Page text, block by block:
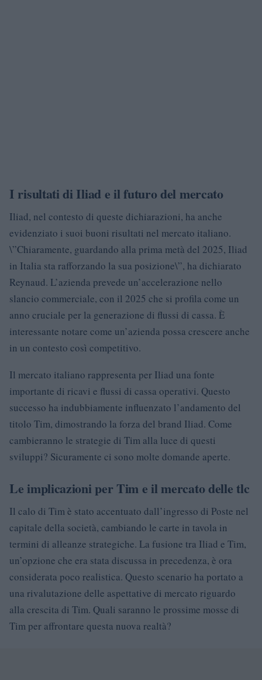
I risultati di Iliad e il futuro del mercato
Iliad, nel contesto di queste dichiarazioni, ha anche
evidenziato i suoi buoni risultati nel mercato italiano.
\”Chiaramente, guardando alla prima metà del 2025, Iliad
in Italia sta rafforzando la sua posizione\”, ha dichiarato
Reynaud. L’azienda prevede un’accelerazione nello
slancio commerciale, con il 2025 che si profila come un
anno cruciale per la generazione di flussi di cassa. È
interessante notare come un’azienda possa crescere anche
in un contesto così competitivo.
Il mercato italiano rappresenta per Iliad una fonte
importante di ricavi e flussi di cassa operativi. Questo
successo ha indubbiamente influenzato l’andamento del
titolo Tim, dimostrando la forza del brand Iliad. Come
cambieranno le strategie di Tim alla luce di questi
sviluppi? Sicuramente ci sono molte domande aperte.
Le implicazioni per Tim e il mercato delle tlc
Il calo di Tim è stato accentuato dall’ingresso di Poste nel
capitale della società, cambiando le carte in tavola in
termini di alleanze strategiche. La fusione tra Iliad e Tim,
un’opzione che era stata discussa in precedenza, è ora
considerata poco realistica. Questo scenario ha portato a
una rivalutazione delle aspettative di mercato riguardo
alla crescita di Tim. Quali saranno le prossime mosse di
Tim per affrontare questa nuova realtà?